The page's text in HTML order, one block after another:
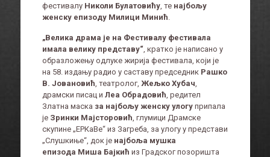
фестивалу Николи Булатовићу, те најбољу
женску епизоду Милици Минић
„Велика драма је на Фестивалу фестивала
имала велику представу“, кратко је написано у
образложењу одлуке жирија фестивала, који је
на 58. издању радио у саставу председник Рашко
В. Јовановић , театролог, Жељко Хубач
драмски писац и Леа Обрадовић , редител
Златна маска за најбољу женску улогуприпала
је Зринки Мајсторовић , глумици Драмске
скупине „ЕРКаВе“ из Загреба, за улогу у представи
„Слушкиње“, док је најбоља мушка
епизода Миша Бајкић из Градског позоришта